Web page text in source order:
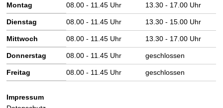
Wochentag Vormittag Nachmittag
Montag 08.00 - 11.45 Uhr 13.30 - 17.00 Uhr
Dienstag 08.00 - 11.45 Uhr 13.30 - 15.00 Uhr
Mittwoch 08.00 - 11.45 Uhr 13.30 - 17.00 Uhr
Donnerstag 08.00 - 11.45 Uhr geschlossen
Freitag 08.00 - 11.45 Uhr geschlossen
Impressum